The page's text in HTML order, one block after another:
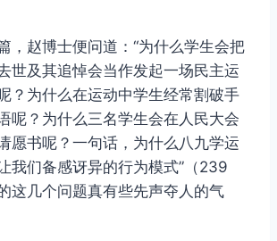
，赵博士便问道：“为什么学生会把
世及其追悼会当作发起一场民主运
？为什么在运动中学生经常割破手
呢？为什么三名学生会在人民大会
愿书呢？一句话，为什么八九学运
我们备感讶异的行为模式”（239
这几个问题真有些先声夺人的气